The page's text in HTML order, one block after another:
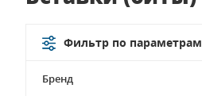
Фильтр по параметрам
Бренд